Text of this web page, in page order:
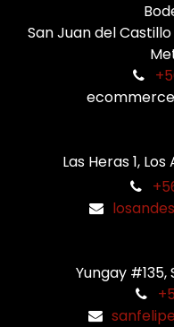
San Juan del
Las Heras 1,
Yungay